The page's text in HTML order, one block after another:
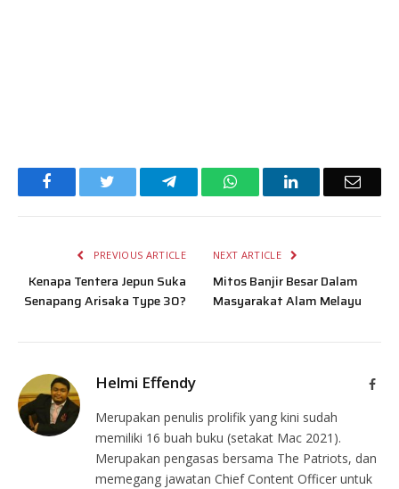
Facebook TelegramWhatsAppLinkedIn Email
PREVIOUS ARTICLE
Kenapa Tentera Jepun Suka
Senapang Arisaka Type 30?
NEXT ARTICLE
Mitos Banjir Besar Dalam
Masyarakat Alam Melayu
Helmi Effendy
Merupakan penulis prolifik yang kini sudah
memiliki 16 buah buku (setakat Mac 2021).
Merupakan pengasas bersama The Patriots, dan
memegang jawatan Chief Content Officer untuk